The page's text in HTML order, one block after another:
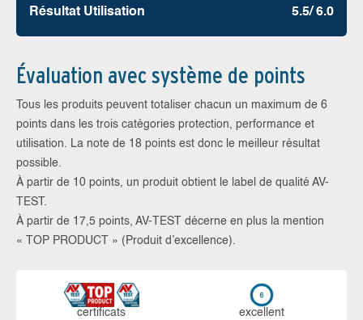
Résultat Utilisation 5.5/ 6.0
Évaluation avec système de points
Tous les produits peuvent totaliser chacun un maximum de 6
points dans les trois catégories protection, performance et
utilisation. La note de 18 points est donc le meilleur résultat
possible.
À partir de 10 points, un produit obtient le label de qualité AV-
TEST.
À partir de 17,5 points, AV-TEST décerne en plus la mention
« TOP PRODUCT » (Produit d’excellence).
certi­ficats ex­cellent